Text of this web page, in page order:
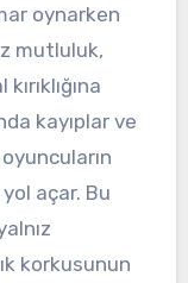
oynarken
mutluluk,
kayıplar ve
açar. Bu
korkusunun